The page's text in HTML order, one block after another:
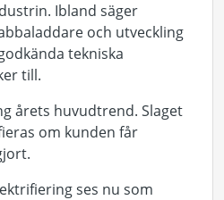
Ibland säger
och utveckling
tekniska
till.
årets huvudtrend. Slaget
om kunden får
ses nu som